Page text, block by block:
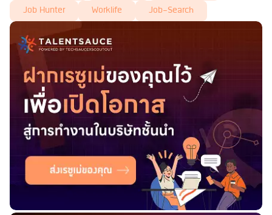
Job Hunter Worklife Job-Search